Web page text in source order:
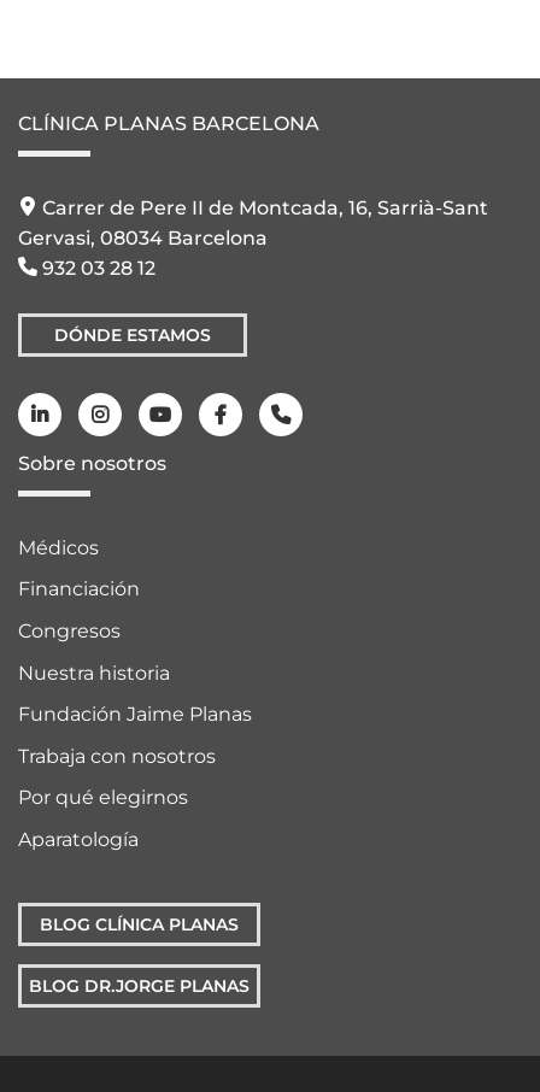
CLÍNICA PLANAS BARCELONA
Carrer de Pere II de Montcada, 16, Sarrià-Sant
Gervasi, 08034 Barcelona
932 03 28 12
DÓNDE ESTAMOS
Sobre nosotros
Médicos
Financiación
Congresos
Nuestra historia
Fundación Jaime Planas
Trabaja con nosotros
Por qué elegirnos
Aparatología
BLOG CLÍNICA PLANAS
BLOG DR.JORGE PLANAS